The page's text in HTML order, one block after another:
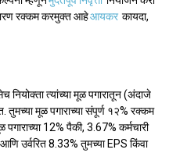
रक्कम करमुक्त आहेआयकर कायदा,
नियोक्ता त्यांच्या मूळ पगारातून (अंदाजे
तुमच्या मूळ पगाराच्या संपूर्ण १२% रक्कम
पगाराच्या 12% पैकी, 3.67% कर्मचारी
उर्वरित 8.33% तुमच्या EPS किंवा